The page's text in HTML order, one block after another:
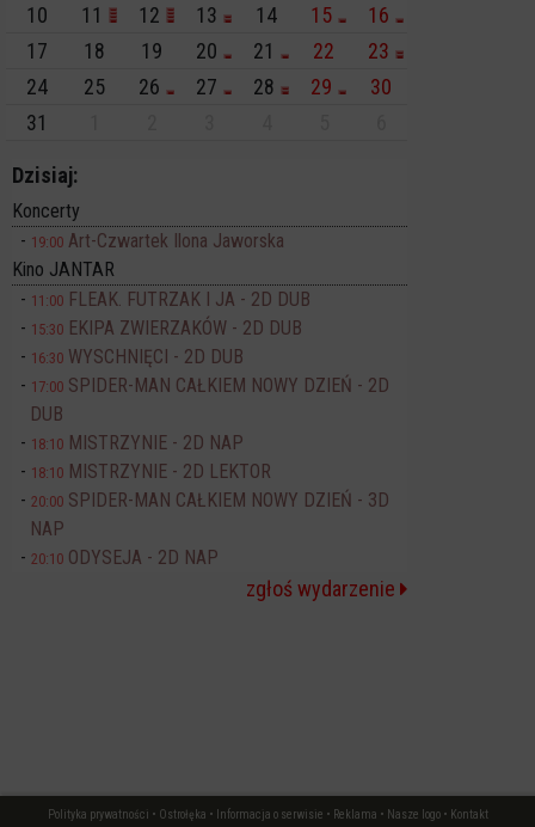
10
11 12 13 14 15
16
17
18 19 20 21 22
23
24
25 26 27 28 29
30
31
Dzisiaj:
Koncerty
19:00 Art-Czwartek Ilona Jaworska
Kino JANTAR
11:00 FLEAK. FUTRZAK I JA - 2D DUB
15:30 EKIPA ZWIERZAKÓW - 2D DUB
16:30 WYSCHNIĘCI - 2D DUB
17:00 SPIDER-MAN CAŁKIEM NOWY DZIEŃ - 2D
DUB
18:10 MISTRZYNIE - 2D NAP
18:10 MISTRZYNIE - 2D LEKTOR
20:00 SPIDER-MAN CAŁKIEM NOWY DZIEŃ - 3D
NAP
20:10 ODYSEJA - 2D NAP
zgłoś wydarzenie
Polityka prywatności • Ostrołęka • Informacja o serwisie • Reklama • Nasze logo• Kontakt